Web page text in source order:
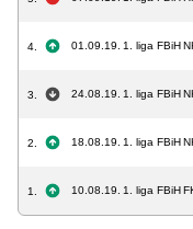
4. 01.09.19. 1. liga FBiH
3. 24.08.19. 1. liga FBiH
2. 18.08.19. 1. liga FBiH
1. 10.08.19. 1. liga FBiH